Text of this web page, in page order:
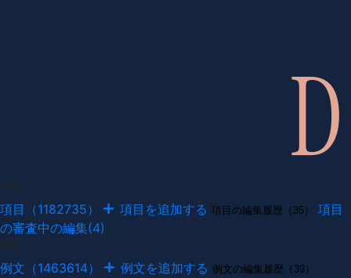
項目（1182735） 項目を追加する 項目の編集履歴（35）
項目
の審査中の編集(4)
例文（1463614） 例文を追加する 例文の編集履歴（39）